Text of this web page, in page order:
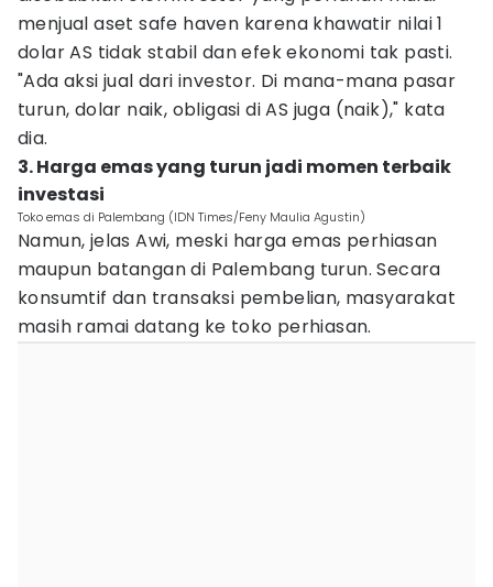
menjual aset safe haven karena khawatir nilai 1
dolar AS tidak stabil dan efek ekonomi tak pasti.
"Ada aksi jual dari investor. Di mana-mana pasar
turun, dolar naik, obligasi di AS juga (naik)," kata
dia.
3. Harga emas yang turun jadi momen terbaik
investasi
Toko emas di Palembang (IDN Times/Feny Maulia Agustin)
Namun, jelas Awi, meski harga emas perhiasan
maupun batangan di Palembang turun. Secara
konsumtif dan transaksi pembelian, masyarakat
masih ramai datang ke toko perhiasan.